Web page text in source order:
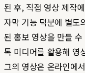
된 후, 직접 영상 제작
자막 기능 덕분에 별도
된 홍보 영상을 만들
톡 미디어를 활용해 영
그의 영상은 온라인에